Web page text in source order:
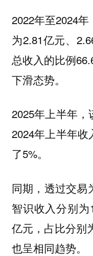
2022年至2024
为2.81亿元、
总收入的比例
下滑态势。
2025年上半年
2024年上半年
了5%。
同期，透过交易
智识收入分别为
亿元，占比分别
也呈相同趋势。